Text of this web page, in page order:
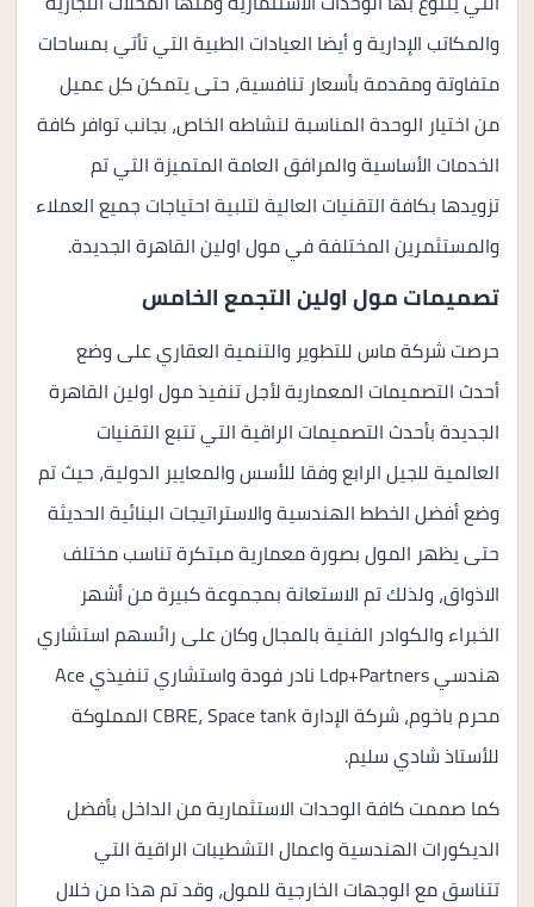
والمكاتب الإدارية و أيضا العيادات الطبية التي تأتي بمساحات
متفاوتة ومقدمة بأسعار تنافسية، حتى يتمكن كل عميل
من اختيار الوحدة المناسبة لنشاطه الخاص، بجانب توافر كافة
الخدمات الأساسية والمرافق العامة المتميزة التي تم
تزويدها بكافة التقنيات العالية لتلبية احتياجات جميع العملاء
والمستثمرين المختلفة في مول اولين القاهرة الجديدة.
تصميمات مول اولين التجمع الخامس
حرصت شركة ماس للتطوير والتنمية العقاري على وضع
أحدث التصميمات المعمارية لأجل تنفيذ مول اولين القاهرة
الجديدة بأحدث التصميمات الراقية التي تتبع التقنيات
العالمية للجيل الرابع وفقا للأسس والمعايير الدولية، حيث تم
وضع أفضل الخطط الهندسية والاستراتيجات البنائية الحديثة
حتى يظهر المول بصورة معمارية مبتكرة تناسب مختلف
الاذواق، ولذلك تم الاستعانة بمجموعة كبيرة من أشهر
الخبراء والكوادر الفنية بالمجال وكان على رائسهم استشاري
هندسي Ldp+Partners نادر فودة واستشاري تنفيذي Ace
محرم باخوم، شركة الإدارة CBRE، Space tank المملوكة
للأستاذ شادي سليم.
كما صممت كافة الوحدات الاستثمارية من الداخل بأفضل
الديكورات الهندسية واعمال التشطيبات الراقية التي
تتناسق مع الوجهات الخارجية للمول، وقد تم هذا من خلال